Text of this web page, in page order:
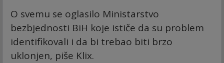
O svemu se oglasilo Ministarstvo
bezbjednosti BiH koje ističe da su problem
identifikovali i da bi trebao biti brzo
uklonjen, piše Klix.